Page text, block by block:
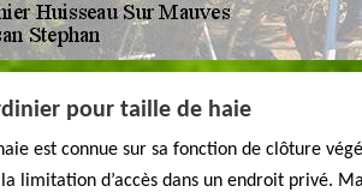
pour taille de haie
est connue sur sa fonction de clôture
limitation d’accès dans un endroit privé.